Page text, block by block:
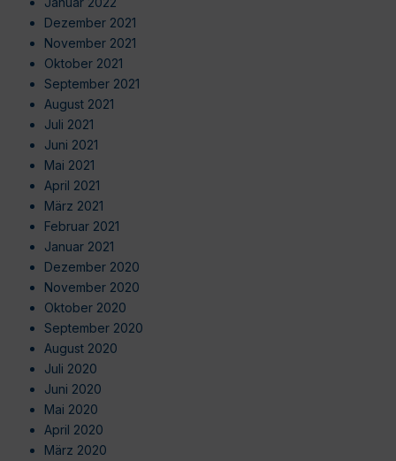
Dezember 2021
November 2021
Oktober 2021
September 2021
August 2021
Juli 2021
Juni 2021
Mai 2021
April 2021
März 2021
Februar 2021
Januar 2021
Dezember 2020
November 2020
Oktober 2020
September 2020
August 2020
Juli 2020
Juni 2020
Mai 2020
April 2020
März 2020